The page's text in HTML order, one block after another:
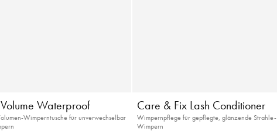
Waterproof
Wimperntusche für unverwechselbar
Care & Fix Lash Conditioner
Wimpernpflege für gepflegte, glänzende Strahle-
Wimpern